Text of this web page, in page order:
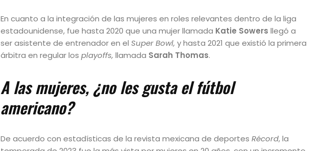
En cuanto a la integración de las mujeres en roles relevantes dentro de la liga
estadounidense, fue hasta 2020 que una mujer llamada Katie Sowers llegó a
ser asistente de entrenador en el Super Bowl, y hasta 2021 que existió la primera
árbitra en regular los playoffs, llamada Sarah Thomas.
A las mujeres, ¿no les gusta el fútbol
americano?
De acuerdo con estadísticas de la revista mexicana de deportes Récord, la